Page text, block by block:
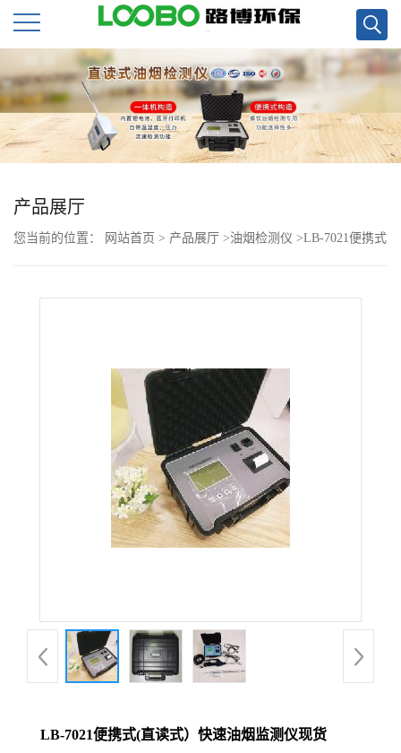
公
司
首
页
公
品
厅
产品展厅
您当前的位置： 网站首页 > 产品展厅 >油烟检测仪 >LB-7021便携式
LB-7021便携式(直读式）快速油烟监测仪现货